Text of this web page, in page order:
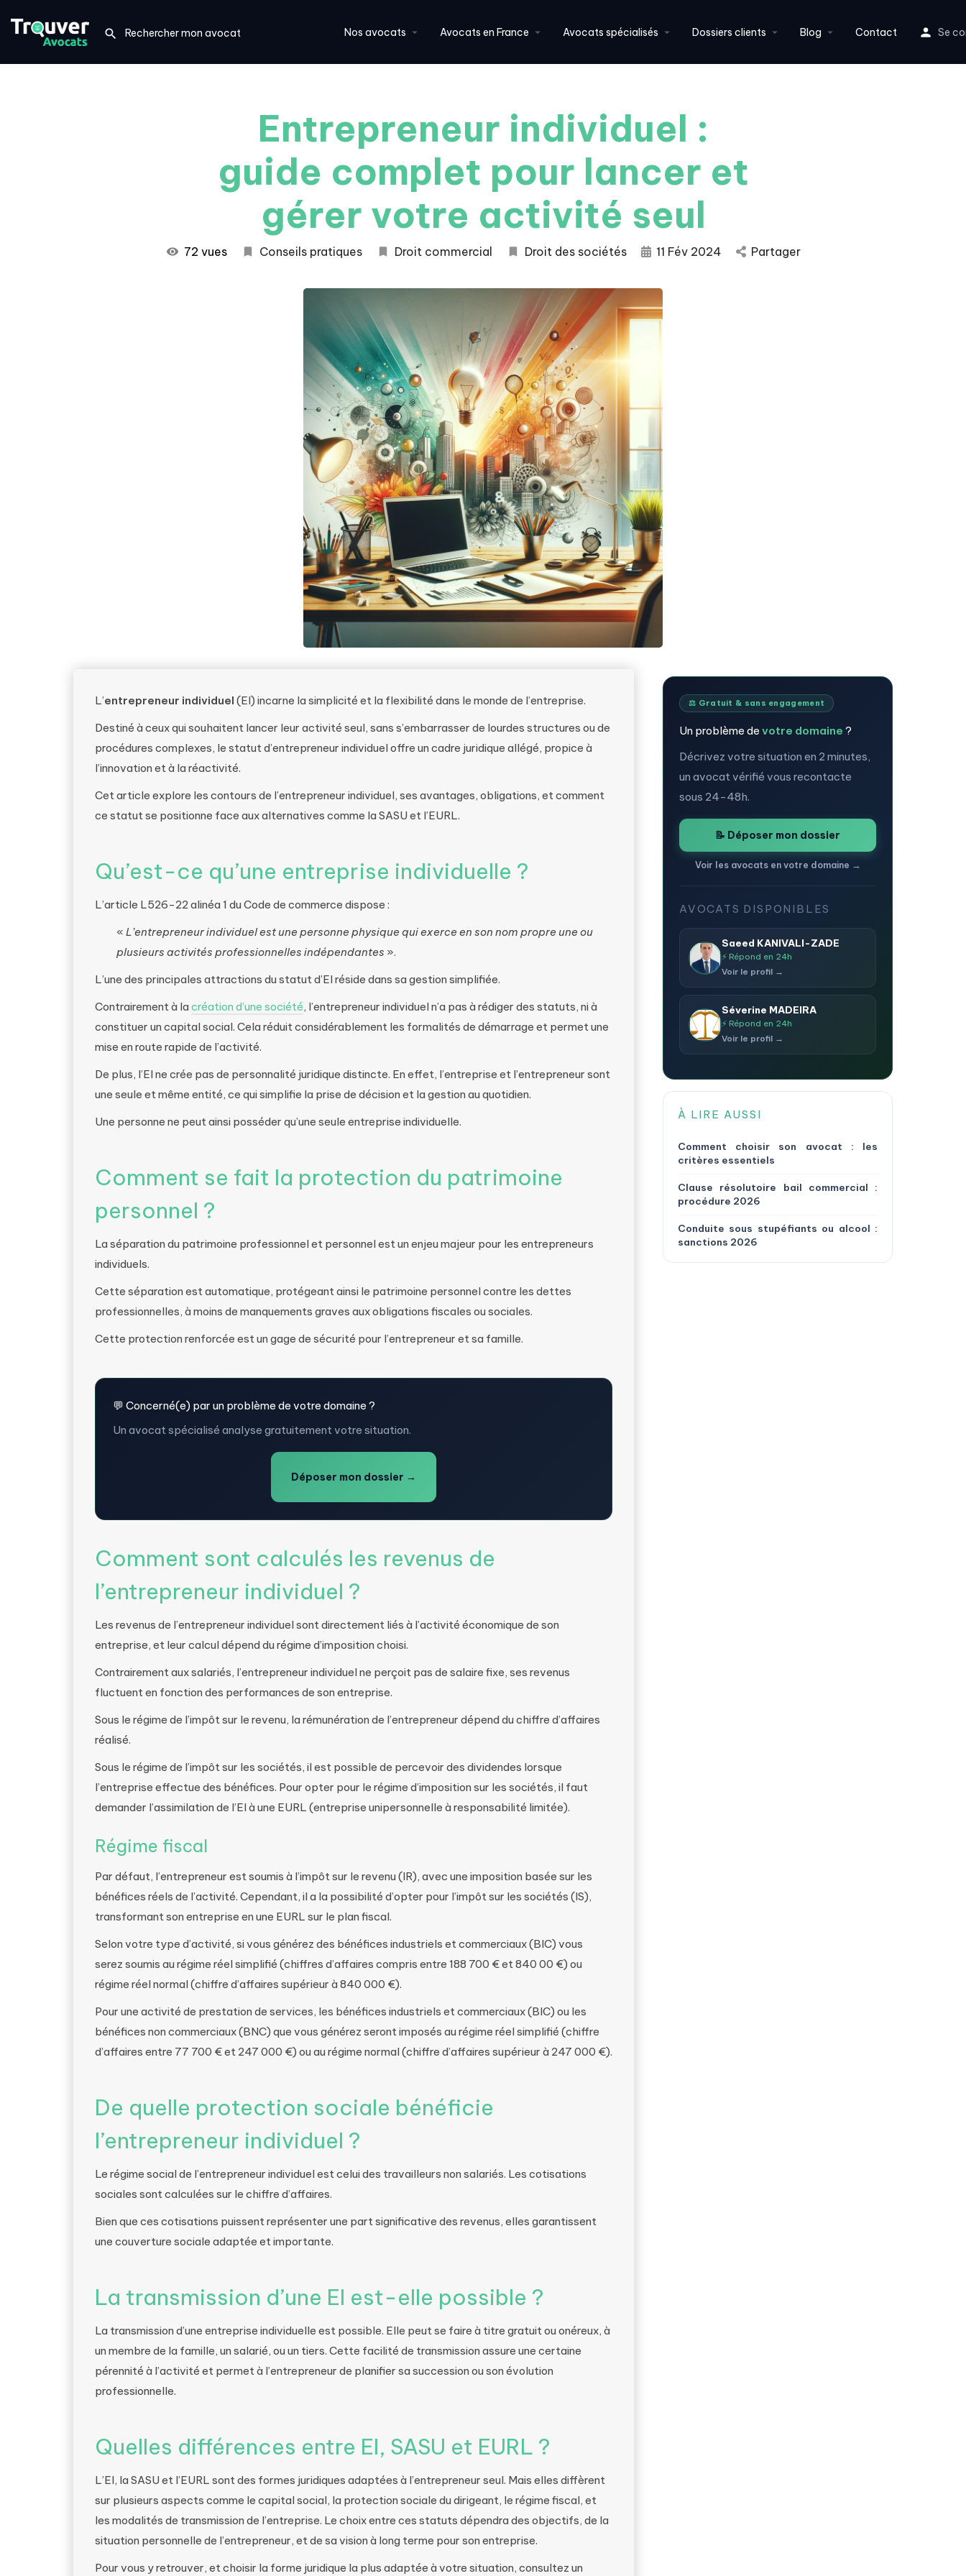
Nos avocats Avocats en France Avocats spécialisés Dossiers clients Blog Contact Se
Entrepreneur individuel :
guide complet pour lancer et
gérer votre activité seul
72 vues Conseils pratiques Droit commercial Droit des sociétés 11 Fév 2024 Partager
L’entrepreneur individuel (EI) incarne la simplicité et la flexibilité dans le monde de l’entreprise.
Destiné à ceux qui souhaitent lancer leur activité seul, sans s’embarrasser de lourdes structures ou de
procédures complexes, le statut d’entrepreneur individuel offre un cadre juridique allégé, propice à
l’innovation et à la réactivité.
Cet article explore les contours de l’entrepreneur individuel, ses avantages, obligations, et comment
ce statut se positionne face aux alternatives comme la SASU et l’EURL.
Qu’est-ce qu’une entreprise individuelle ?
L’article L526-22 alinéa 1 du Code de commerce dispose :
« L’entrepreneur individuel est une personne physique qui exerce en son nom propre une ou
plusieurs activités professionnelles indépendantes ».
L’une des principales attractions du statut d’EI réside dans sa gestion simplifiée.
Contrairement à la création d’une société, l’entrepreneur individuel n’a pas à rédiger des statuts, ni à
constituer un capital social. Cela réduit considérablement les formalités de démarrage et permet une
mise en route rapide de l’activité.
De plus, l’EI ne crée pas de personnalité juridique distincte. En effet, l’entreprise et l’entrepreneur sont
une seule et même entité, ce qui simplifie la prise de décision et la gestion au quotidien.
Une personne ne peut ainsi posséder qu’une seule entreprise individuelle.
Comment se fait la protection du patrimoine
personnel ?
La séparation du patrimoine professionnel et personnel est un enjeu majeur pour les entrepreneurs
individuels.
Cette séparation est automatique, protégeant ainsi le patrimoine personnel contre les dettes
professionnelles, à moins de manquements graves aux obligations fiscales ou sociales.
Cette protection renforcée est un gage de sécurité pour l’entrepreneur et sa famille.
💬 Concerné(e) par un problème de votre domaine ?
Un avocat spécialisé analyse gratuitement votre situation.
Déposer mon dossier →
Comment sont calculés les revenus de
l’entrepreneur individuel ?
Les revenus de l’entrepreneur individuel sont directement liés à l’activité économique de son
entreprise, et leur calcul dépend du régime d’imposition choisi.
Contrairement aux salariés, l’entrepreneur individuel ne perçoit pas de salaire fixe, ses revenus
fluctuent en fonction des performances de son entreprise.
Sous le régime de l’impôt sur le revenu, la rémunération de l’entrepreneur dépend du chiffre d’affaires
réalisé.
Sous le régime de l’impôt sur les sociétés, il est possible de percevoir des dividendes lorsque
l’entreprise effectue des bénéfices. Pour opter pour le régime d’imposition sur les sociétés, il faut
demander l’assimilation de l’EI à une EURL (entreprise unipersonnelle à responsabilité limitée).
Régime fiscal
Par défaut, l’entrepreneur est soumis à l’impôt sur le revenu (IR), avec une imposition basée sur les
bénéfices réels de l’activité. Cependant, il a la possibilité d’opter pour l’impôt sur les sociétés (IS),
transformant son entreprise en une EURL sur le plan fiscal.
Selon votre type d’activité, si vous générez des bénéfices industriels et commerciaux (BIC) vous
serez soumis au régime réel simplifié (chiffres d’affaires compris entre 188 700 € et 840 00 €) ou
régime réel normal (chiffre d’affaires supérieur à 840 000 €).
Pour une activité de prestation de services, les bénéfices industriels et commerciaux (BIC) ou les
bénéfices non commerciaux (BNC) que vous générez seront imposés au régime réel simplifié (chiffre
d’affaires entre 77 700 € et 247 000 €) ou au régime normal (chiffre d’affaires supérieur à 247 000 €).
De quelle protection sociale bénéficie
l’entrepreneur individuel ?
Le régime social de l’entrepreneur individuel est celui des travailleurs non salariés. Les cotisations
sociales sont calculées sur le chiffre d’affaires.
Bien que ces cotisations puissent représenter une part significative des revenus, elles garantissent
une couverture sociale adaptée et importante.
La transmission d’une EI est-elle possible ?
La transmission d’une entreprise individuelle est possible. Elle peut se faire à titre gratuit ou onéreux, à
un membre de la famille, un salarié, ou un tiers. Cette facilité de transmission assure une certaine
pérennité à l’activité et permet à l’entrepreneur de planifier sa succession ou son évolution
professionnelle.
Quelles différences entre EI, SASU et EURL ?
L’EI, la SASU et l’EURL sont des formes juridiques adaptées à l’entrepreneur seul. Mais elles diffèrent
sur plusieurs aspects comme le capital social, la protection sociale du dirigeant, le régime fiscal, et
les modalités de transmission de l’entreprise. Le choix entre ces statuts dépendra des objectifs, de la
situation personnelle de l’entrepreneur, et de sa vision à long terme pour son entreprise.
Pour vous y retrouver, et choisir la forme juridique la plus adaptée à votre situation, consultez un
⚖️ Gratuit & sans engagement
Un problème de votre domaine ?
Décrivez votre situation en 2 minutes,
un avocat vérifié vous recontacte
sous 24-48h.
📝 Déposer mon dossier
Voir les avocats en votre domaine →
AVOCATS DISPONIBLES
Saeed KANIVALI-ZADE
⚡ Répond en 24h
Voir le profil →
Séverine MADEIRA
⚡ Répond en 24h
Voir le profil →
À LIRE AUSSI
Comment choisir son avocat : les
critères essentiels
Clause résolutoire bail commercial :
procédure 2026
Conduite sous stupéfiants ou alcool :
sanctions 2026